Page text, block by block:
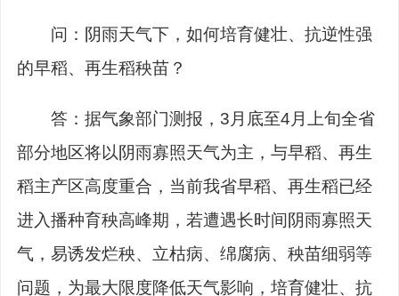
问：阴雨天气下，如何培育健壮、抗逆性强
的早稻、再生稻秧苗？
答：据气象部门测报，3月底至4月上旬全省
部分地区将以阴雨寡照天气为主，与早稻、再生
稻主产区高度重合，当前我省早稻、再生稻已经
进入播种育秧高峰期，若遭遇长时间阴雨寡照天
气，易诱发烂秧、立枯病、绵腐病、秧苗细弱等
问题，为最大限度降低天气影响，培育健壮、抗